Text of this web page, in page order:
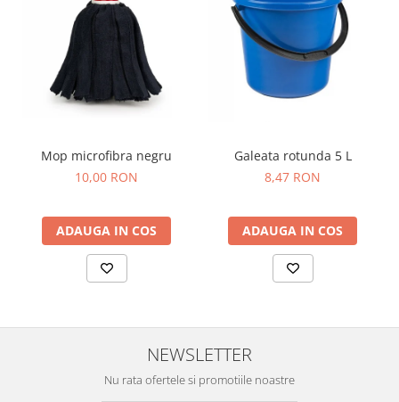
Mop microfibra negru
10,00 RON
ADAUGA IN COS
Galeata rotunda 5 L
8,47 RON
ADAUGA IN COS
NEWSLETTER
Nu rata ofertele si promotiile noastre